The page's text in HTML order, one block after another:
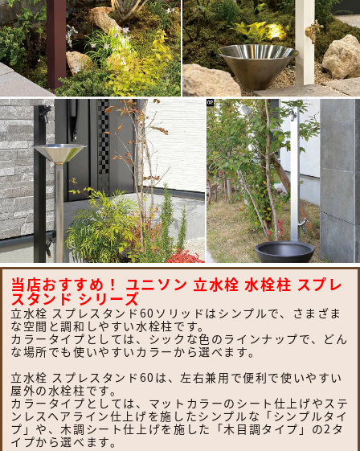
当店おすすめ！ ユニソン 立水栓 水栓柱 スプレ
スタンド シリーズ
立水栓 スプレスタンド60ソリッドはシンプルで、さまざま
な空間と調和しやすい水栓柱です。
カラータイプとしては、シックな色のラインナップで、どん
な場所でも使いやすいカラーから選べます。
立水栓 スプレスタンド60は、左右兼用で便利で使いやすい
屋外の水栓柱です。
カラータイプとしては、マットカラーのシート仕上げやステ
ンレスヘアライン仕上げを施したシンプルな「シンプルタイ
プ」や、木調シート仕上げを施した「木目調タイプ」の2タ
イプから選べます。